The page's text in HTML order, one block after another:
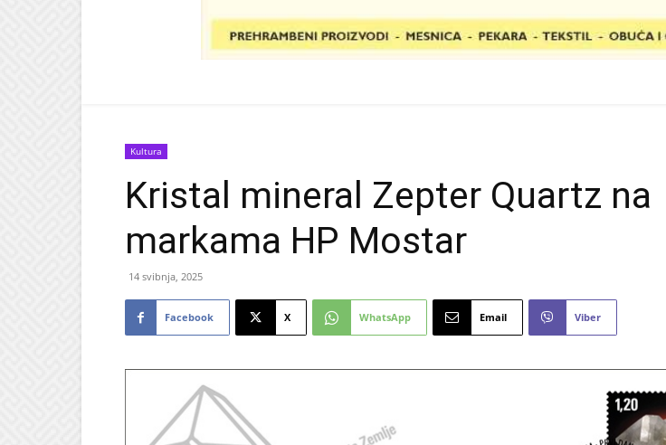
Kultura
Kristal mineral Zepter Quartz na
markama HP Mostar
14 svibnja, 2025
Facebook X WhatsApp Email Viber